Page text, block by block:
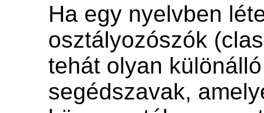
Ha egy nyelvben
osztályozószók
tehát olyan különálló
segédszavak,